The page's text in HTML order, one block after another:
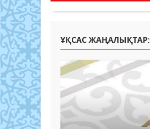
ҰҚСАС ЖАҢАЛЫҚТАР: